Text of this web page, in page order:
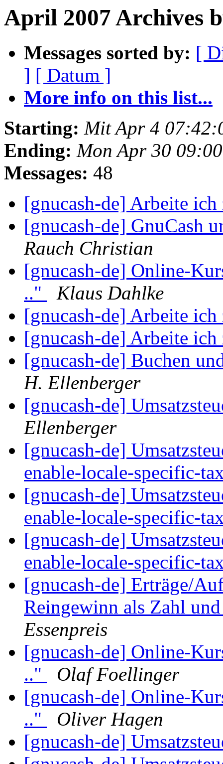
April 2007 Archives
Messages sorted by: [
] [ Datum ]
More info on this list...
Starting: Mit Apr 4
Ending: Mon Apr 30
Messages: 48
[gnucash-de] Arbeite
[gnucash-de] GnuCash
Rauch Christian
[gnucash-de] Online-
.."
Klaus Dahlke
[gnucash-de] Arbeite
[gnucash-de] Arbeite
[gnucash-de] Buchen
H. Ellenberger
[gnucash-de]
Ellenberger
[gnucash-de]
enable-locale-specific-
[gnucash-de]
enable-locale-specific-
[gnucash-de]
enable-locale-specific-
[gnucash-de] Erträge/
Reingewinn als Zahl
Essenpreis
[gnucash-de] Online-
.."
Olaf Foellinger
[gnucash-de] Online-
.."
Oliver Hagen
[gnucash-de]